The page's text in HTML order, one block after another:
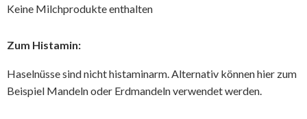
Keine Milchprodukte enthalten
Zum Histamin:
Haselnüsse sind nicht histaminarm. Alternativ können hier zum
Beispiel Mandeln oder Erdmandeln verwendet werden.